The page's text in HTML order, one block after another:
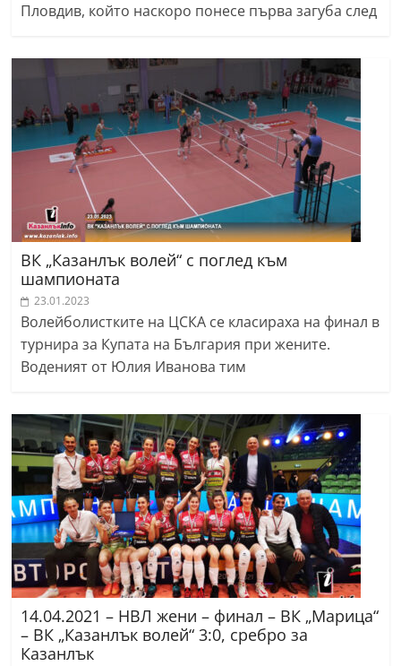
Пловдив, който наскоро понесе първа загуба след
ВК „Казанлък волей“ с поглед към
шампионата
23.01.2023
Волейболистките на ЦСКА се класираха на финал в
турнира за Купата на България при жените.
Воденият от Юлия Иванова тим
14.04.2021 – НВЛ жени – финал – ВК „Марица“
– ВК „Казанлък волей“ 3:0, сребро за
Казанлък